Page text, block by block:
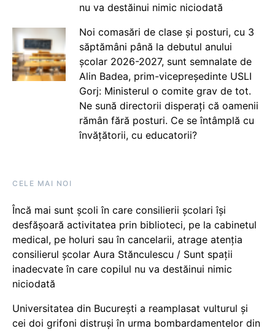
nu va destăinui nimic niciodată
Noi comasări de clase și posturi, cu 3
săptămâni până la debutul anului
școlar 2026-2027, sunt semnalate de
Alin Badea, prim-vicepreședinte USLI
Gorj: Ministerul o comite grav de tot.
Ne sună directorii disperați că oamenii
rămân fără posturi. Ce se întâmplă cu
învățătorii, cu educatorii?
CELE MAI NOI
Încă mai sunt școli în care consilierii școlari își
desfășoară activitatea prin biblioteci, pe la cabinetul
medical, pe holuri sau în cancelarii, atrage atenția
consilierul școlar Aura Stănculescu / Sunt spații
inadecvate în care copilul nu va destăinui nimic
niciodată
Universitatea din București a reamplasat vulturul și
cei doi grifoni distruși în urma bombardamentelor din